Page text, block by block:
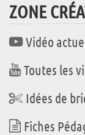
ZONE
Vidéo
Toutes les
Idées de
Fiches